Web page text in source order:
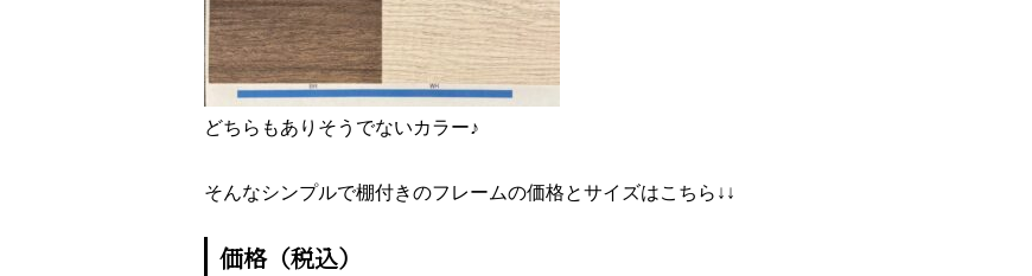
どちらもありそうでないカラー♪
そんなシンプルで棚付きのフレームの価格とサイズはこちら↓↓
価格（税込）